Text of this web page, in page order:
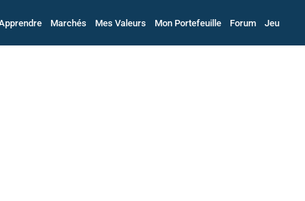
Marchés Mes Valeurs Mon Portefeuille Forum Jeu